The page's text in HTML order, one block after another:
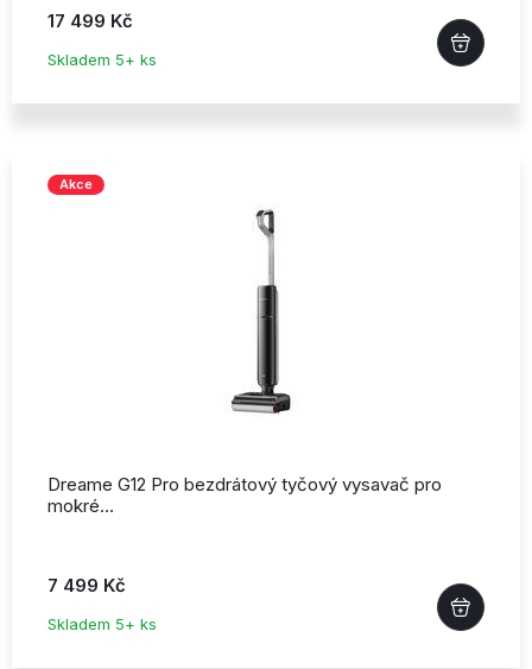
17 499 Kč
Skladem 5+ ks
Akce
Dreame G12 Pro bezdrátový tyčový vysavač pro
mokré…
7 499 Kč
Skladem 5+ ks